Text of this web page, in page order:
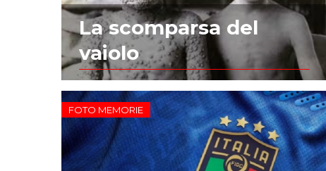
La scomparsa del
vaiolo
FOTO MEMORIE